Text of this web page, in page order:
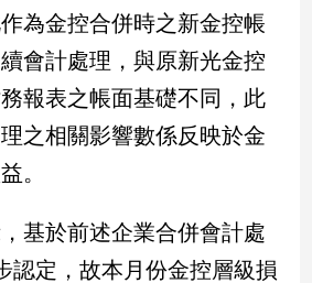
為金控合併時之新金控帳
會計處理，與原新光金控
報表之帳面基礎不同，此
之相關影響數係反映於金
。
基於前述企業合併會計處
認定，故本月份金控層級損